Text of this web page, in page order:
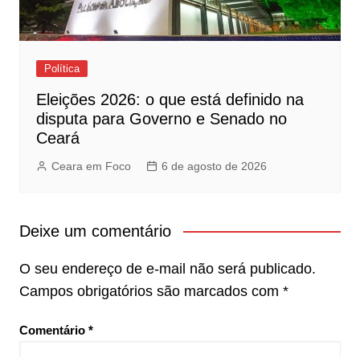
Política
Eleições 2026: o que está definido na
disputa para Governo e Senado no
Ceará
Ceara em Foco 6 de agosto de 2026
Deixe um comentário
O seu endereço de e-mail não será publicado.
Campos obrigatórios são marcados com *
Comentário *